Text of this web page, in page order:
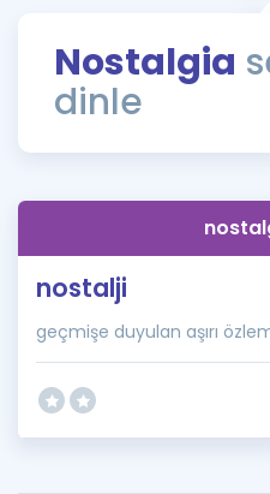
Rehberlik Aracı
ÖSYM Sınav Takvimi
İngilizce Gramer
Nostalgia
dinle
nostalji
geçmişe duyulan aşırı